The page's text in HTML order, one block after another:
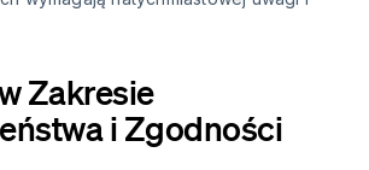
Zakresie
i Zgodności